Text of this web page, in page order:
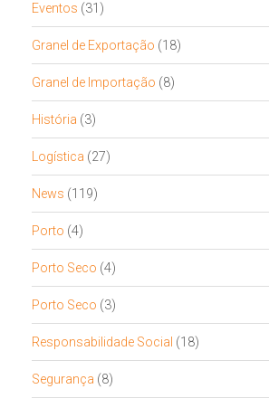
Eventos (31)
Granel de Exportação (18)
Granel de Importação (8)
História (3)
Logística (27)
News (119)
Porto (4)
Porto Seco (4)
Porto Seco (3)
Responsabilidade Social (18)
Segurança (8)